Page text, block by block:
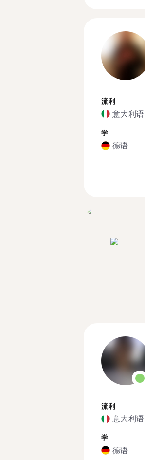
流利
意大利语
学
德语
流利
意大利语
学
德语